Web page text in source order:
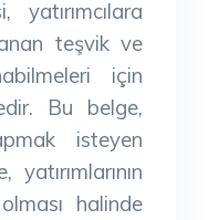
yatırımcılara
teşvik ve
için
Bu belge,
isteyen
halinde